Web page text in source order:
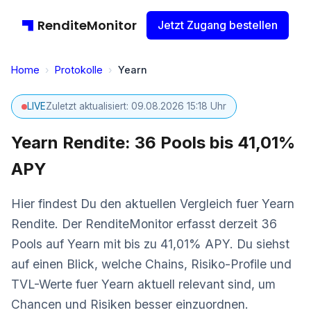
RenditeMonitor Jetzt Zugang bestellen
Home › Protokolle › Yearn
LIVEZuletzt aktualisiert: 09.08.2026 15:18 Uhr
Yearn Rendite: 36 Pools bis 41,01%
APY
Hier findest Du den aktuellen Vergleich fuer Yearn
Rendite. Der RenditeMonitor erfasst derzeit 36
Pools auf Yearn mit bis zu 41,01% APY. Du siehst
auf einen Blick, welche Chains, Risiko-Profile und
TVL-Werte fuer Yearn aktuell relevant sind, um
Chancen und Risiken besser einzuordnen.